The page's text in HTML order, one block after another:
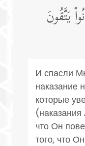
یَتَّقُونَ
И спасли
наказание
которые
что Он
того, что